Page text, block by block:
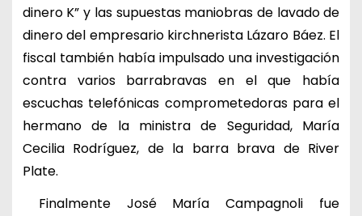
dinero K” y las supuestas maniobras de lavado de
dinero del empresario kirchnerista Lázaro Báez. El
fiscal también había impulsado una investigación
contra varios barrabravas en el que había
escuchas telefónicas comprometedoras para el
hermano de la ministra de Seguridad, María
Cecilia Rodríguez, de la barra brava de River
Plate.
Finalmente José María Campagnoli fue